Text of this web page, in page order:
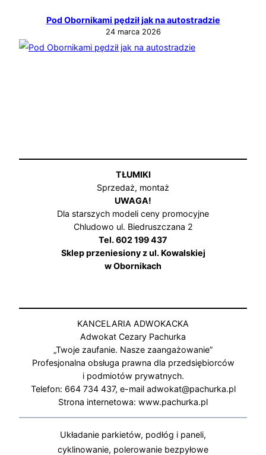
Pod Obornikami pędził jak na autostradzie
24 marca 2026
TŁUMIKI
Sprzedaż, montaż
UWAGA!
Dla starszych modeli ceny promocyjne
Chludowo ul. Biedruszczana 2
Tel. 602 199 437
Sklep przeniesiony z ul. Kowalskiej
w Obornikach
KANCELARIA ADWOKACKA
Adwokat Cezary Pachurka
„Twoje zaufanie. Nasze zaangażowanie”
Profesjonalna obsługa prawna dla przedsiębiorców
i podmiotów prywatnych.
Telefon: 664 734 437, e-mail adwokat@pachurka.pl
Strona internetowa: www.pachurka.pl
Układanie parkietów, podłóg i paneli,
cyklinowanie, polerowanie bezpyłowe